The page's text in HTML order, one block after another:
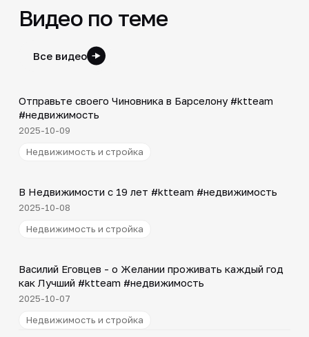
Видео по теме
Все видео
▶
Отправьте своего Чиновника в Барселону #ktteam
#недвижимость
2025-10-09
Недвижимость и стройка
▶
В Недвижимости с 19 лет #ktteam #недвижимость
2025-10-08
Недвижимость и стройка
▶
Василий Еговцев - о Желании проживать каждый год
как Лучший #ktteam #недвижимость
2025-10-07
Недвижимость и стройка